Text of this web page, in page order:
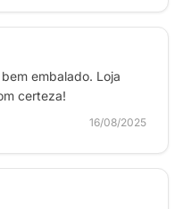
do aclamado
exibir em sua estante
Surpreenda qualquer
que celebra a força,
pai-filho e a mitologia
embalado. Loja
certeza!
16/08/2025